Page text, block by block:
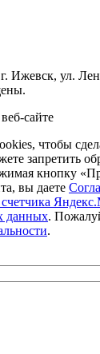
Ижевск, ул.
сайте
чтобы
запретить
кнопку
вы даете
данных.
.